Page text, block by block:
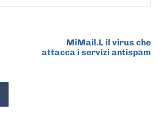
MiMail.L il virus che
attacca i servizi antispam